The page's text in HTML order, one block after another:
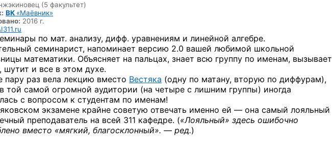
(5 факультет)
ВК «Маёвник»
2016 г.
по мат. анализу, дифф. уравнениям и линейной алгебре.
семинарист, напоминает версию 2.0 вашей любимой школьной
математики. Объясняет на пальцах, знает всю группу по именам, вызывает
шутит и все в этом духе.
пару раз вела лекцию вместо Вестяка (одну по матану, вторую по диффурам),
той самой огромной аудитории (на четыре с лишним группы) иногда
с вопросом к студентам по именам!
экзамене крайне советую отвечать именно ей — она самый лояльный
преподаватель на всей 311 кафедре. («Лояльный» здесь ошибочно
вместо «мягкий, благосклонный». — ред.)